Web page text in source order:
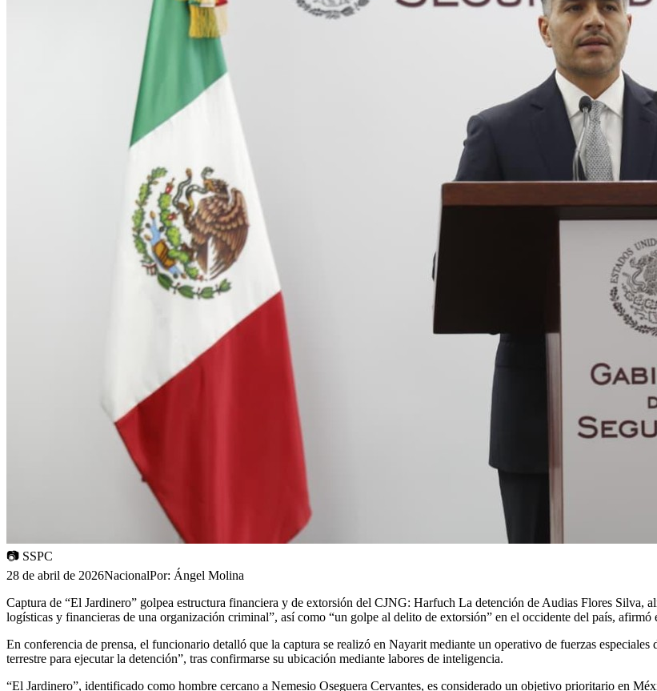
📷 SSPC
28 de abril de 2026NacionalPor: Ángel Molina
Captura de “El Jardinero” golpea estructura financiera y de extorsión del CJNG: Harfuch La detención de Audias Flores Silva,
logísticas y financieras de una organización criminal”, así como “un golpe al delito de extorsión” en el occidente del país,
En conferencia de prensa, el funcionario detalló que la captura se realizó en Nayarit mediante un operativo de fuerzas
terrestre para ejecutar la detención”, tras confirmarse su ubicación mediante labores de inteligencia.
“El Jardinero”, identificado como hombre cercano a Nemesio Oseguera Cervantes, es considerado un objetivo prioritario en